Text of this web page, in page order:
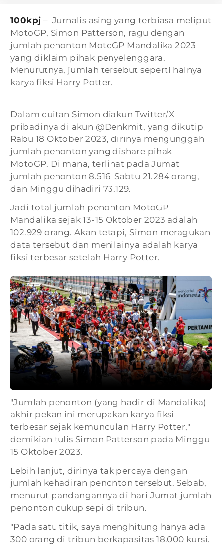
100kpj – Jurnalis asing yang terbiasa meliput
MotoGP, Simon Patterson, ragu dengan
jumlah penonton MotoGP Mandalika 2023
yang diklaim pihak penyelenggara.
Menurutnya, jumlah tersebut seperti halnya
karya fiksi Harry Potter.
Dalam cuitan Simon diakun Twitter/X
pribadinya di akun @Denkmit, yang dikutip
Rabu 18 Oktober 2023, dirinya mengunggah
jumlah penonton yang dishare pihak
MotoGP. Di mana, terlihat pada Jumat
jumlah penonton 8.516, Sabtu 21.284 orang,
dan Minggu dihadiri 73.129.
Jadi total jumlah penonton MotoGP
Mandalika sejak 13-15 Oktober 2023 adalah
102.929 orang. Akan tetapi, Simon meragukan
data tersebut dan menilainya adalah karya
fiksi terbesar setelah Harry Potter.
"Jumlah penonton (yang hadir di Mandalika)
akhir pekan ini merupakan karya fiksi
terbesar sejak kemunculan Harry Potter,"
demikian tulis Simon Patterson pada Minggu
15 Oktober 2023.
Lebih lanjut, dirinya tak percaya dengan
jumlah kehadiran penonton tersebut. Sebab,
menurut pandangannya di hari Jumat jumlah
penonton cukup sepi di tribun.
"Pada satu titik, saya menghitung hanya ada
300 orang di tribun berkapasitas 18.000 kursi.